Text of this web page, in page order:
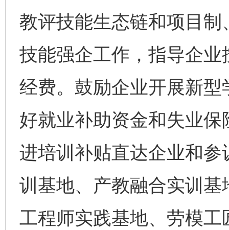
教评技能生态链和项目
技能强企工作，指导企
经费。鼓励企业开展新
好就业补助资金和失业
进培训补贴直达企业和
训基地、产教融合实训
工程师实践基地、劳模